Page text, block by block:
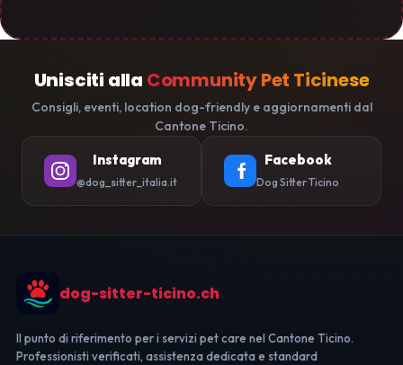
Unisciti alla Community Pet Ticinese
Consigli, eventi, location dog-friendly e aggiornamenti dal
Cantone Ticino.
Instagram
@dog_sitter_italia.it
Facebook
Dog Sitter Ticino
dog-sitter-ticino.ch
Il punto di riferimento per i servizi pet care nel Cantone Ticino.
Professionisti verificati, assistenza dedicata e standard